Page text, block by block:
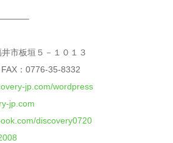
市板垣５－１０１３
：0776-35-8332
jp.com/wordpress
jp.com
discovery0720